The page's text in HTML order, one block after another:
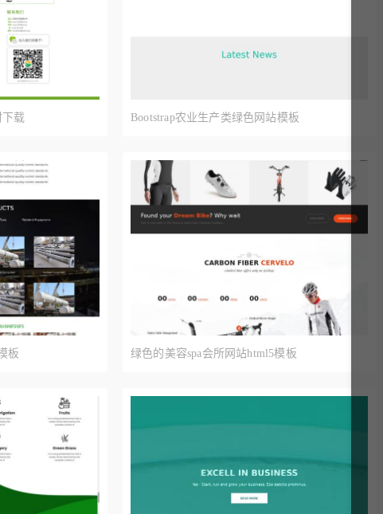
下载 Bootstrap农业生产类绿色网站模板
板 绿色的美容spa会所网站html5模板